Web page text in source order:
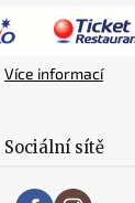
Více informací
Sociální sítě